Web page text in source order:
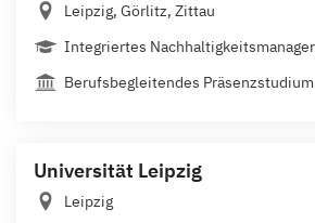
Leipzig, Görlitz, Zittau
Integriertes
Berufsbegleitendes Präsenzstudium
Universität Leipzig
Leipzig